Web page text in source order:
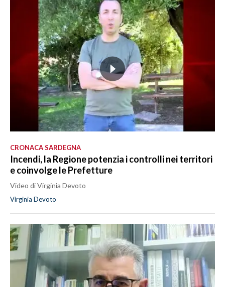
CRONACA SARDEGNA
Incendi, la Regione potenzia i controlli nei territori
e coinvolge le Prefetture
Video di Virginia Devoto
Virginia Devoto